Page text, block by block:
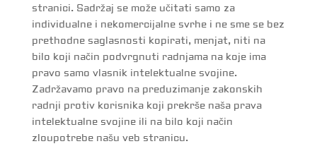
stranici. Sadržaj se može učitati samo za
individualne i nekomercijalne svrhe i ne sme se bez
prethodne saglasnosti kopirati, menjat, niti na
bilo koji način podvrgnuti radnjama na koje ima
pravo samo vlasnik intelektualne svojine.
Zadržavamo pravo na preduzimanje zakonskih
radnji protiv korisnika koji prekrše naša prava
intelektualne svojine ili na bilo koji način
zloupotrebe našu veb stranicu.